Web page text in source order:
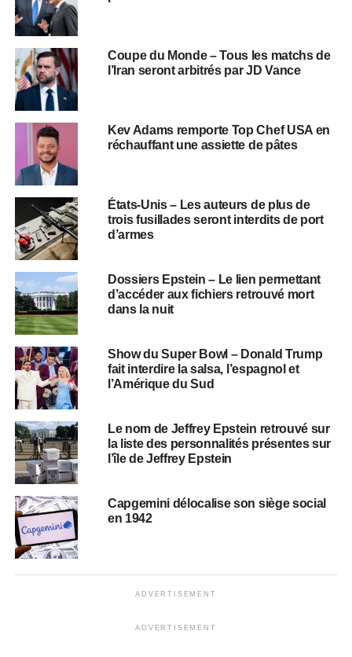
Coupe du Monde – Tous les matchs de
l’Iran seront arbitrés par JD Vance
Kev Adams remporte Top Chef USA en
réchauffant une assiette de pâtes
États-Unis – Les auteurs de plus de
trois fusillades seront interdits de port
d’armes
Dossiers Epstein – Le lien permettant
d’accéder aux fichiers retrouvé mort
dans la nuit
Show du Super Bowl – Donald Trump
fait interdire la salsa, l’espagnol et
l’Amérique du Sud
Le nom de Jeffrey Epstein retrouvé sur
la liste des personnalités présentes sur
l’île de Jeffrey Epstein
Capgemini délocalise son siège social
en 1942
ADVERTISEMENT
ADVERTISEMENT